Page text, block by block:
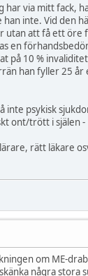
har via mitt fack,
inte. Vid den
utan att få ett
en
på 10 %
han fyller 25
inte psykisk
ont/trött i själen -
rätt läkare
om ME-
några stora